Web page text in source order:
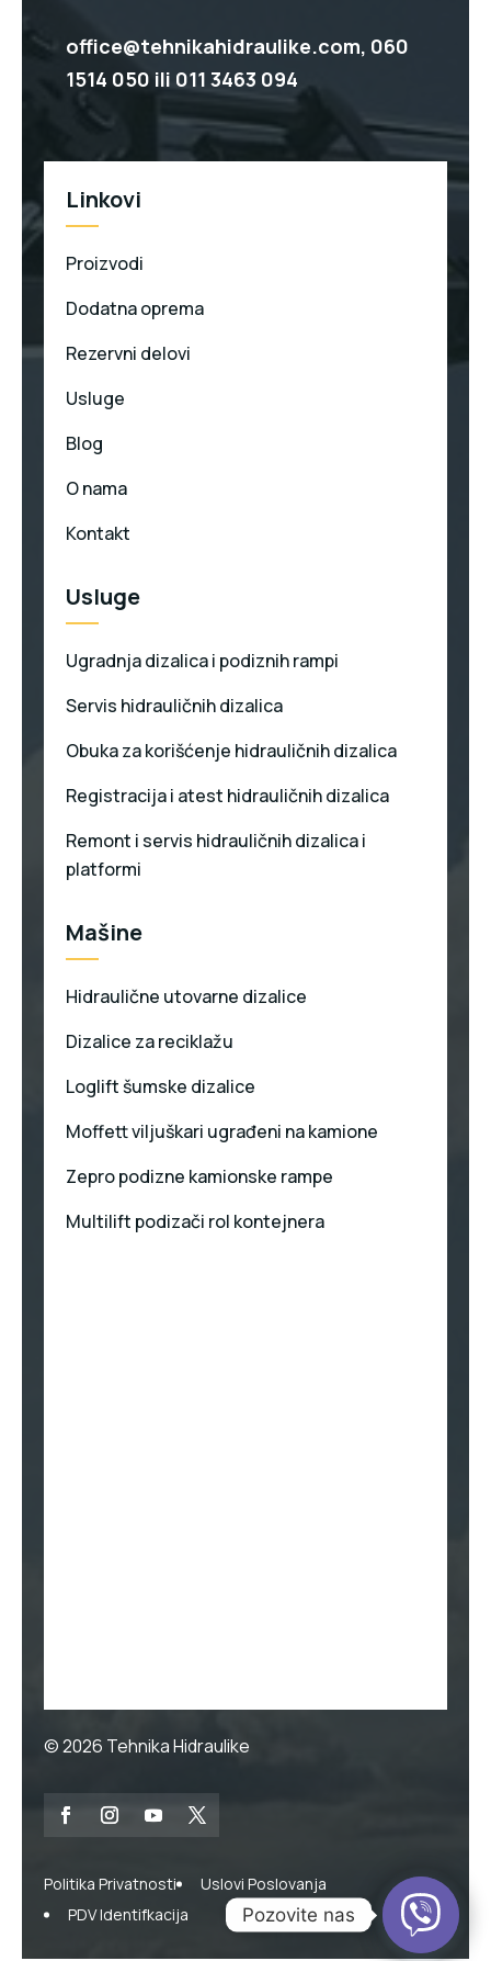
office@tehnikahidraulike.com, 060
1514 050 ili 011 3463 094
Linkovi
Proizvodi
Dodatna oprema
Rezervni delovi
Usluge
Blog
O nama
Kontakt
Usluge
Ugradnja dizalica i podiznih rampi
Servis hidrauličnih dizalica
Obuka za korišćenje hidrauličnih dizalica
Registracija i atest hidrauličnih dizalica
Remont i servis hidrauličnih dizalica i
platformi
Mašine
Hidraulične utovarne dizalice
Dizalice za reciklažu
Loglift šumske dizalice
Moffett viljuškari ugrađeni na kamione
Zepro podizne kamionske rampe
Multilift podizači rol kontejnera
© 2026 Tehnika Hidraulike
Politika Privatnosti
Uslovi Poslovanja
PDV Identifkacija
Pozovite nas